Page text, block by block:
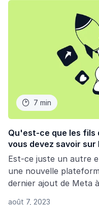
 7 min
Qu'est-ce que les fils
vous devez savoir
Est-ce juste un autre
une nouvelle
dernier ajout de Meta
août 7, 2023